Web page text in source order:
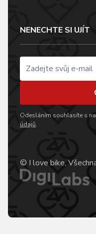
NENECHTE SI UJÍT
Odesláním souhlasíte s
údajů.
© I love bike,